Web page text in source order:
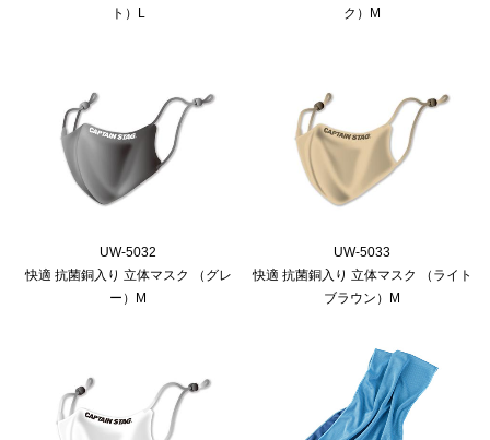
ト）L
ク）M
UW-5032
快適 抗菌銅入り 立体マスク （グレ
ー）M
UW-5033
快適 抗菌銅入り 立体マスク （ライト
ブラウン）M